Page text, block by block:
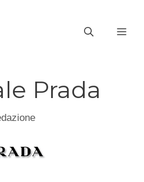
Prada